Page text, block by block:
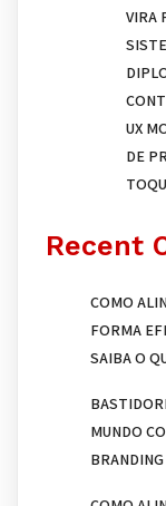
VIRA
UX
DE
Recent
COMO
FORMA
SAIBA O
MUNDO